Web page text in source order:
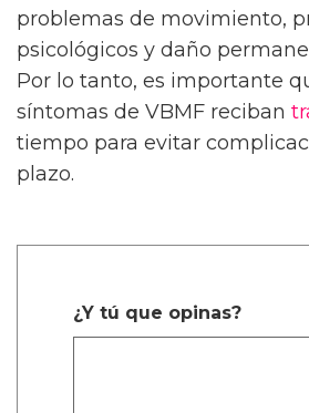
problemas de movimiento,
psicológicos y daño
Por lo tanto, es importante
síntomas de VBMF reciban
tiempo para evitar
plazo.
¿Y tú que opinas?